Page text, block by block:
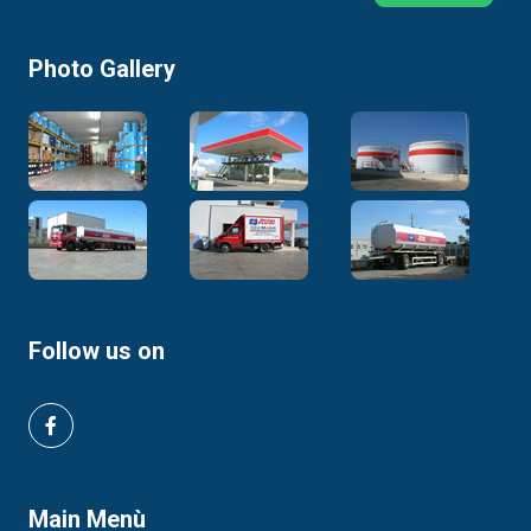
supera i requisiti delle seguenti specifiche
industriali:API GL-5 / MT-1Scania STO 1:0Olio
per assali IsuzuOlio per grandi trasmissioni
manuali IsuzuBOSCH TE-ML 08 Secondo la
ExxonMobil, Mobilube S 80W-90 possiede il
livello di qualità: ZF-TE-ML 07A/08 Mobilube S
80W-90 dispone delle seguenti approvazioni
del produttore:MAN 341 Typ Z2MAN 342 Typ
Approval 235.0MACK GO-J Mobilube S 80W-90
in applicazioni che richiedano:API GL-4Meritor
O-76-DMAN 341 Typ E2 Militare:Livello di
approvatoCaratteristiche tipicheGrado SAE
Photo Gallery
Follow us on
Main Menù